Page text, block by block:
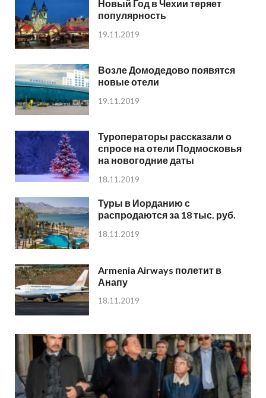
Новый Год в Чехии теряет
популярность
19.11.2019
Возле Домодедово появятся
новые отели
19.11.2019
Туроператоры рассказали о
спросе на отели Подмосковья
на новогодние даты
18.11.2019
Туры в Иорданию с
распродаются за 18 тыс. руб.
18.11.2019
Armenia Airways полетит в
Анапу
18.11.2019